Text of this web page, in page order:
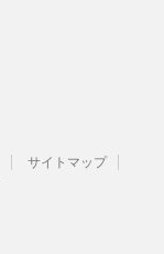
サイトマップ